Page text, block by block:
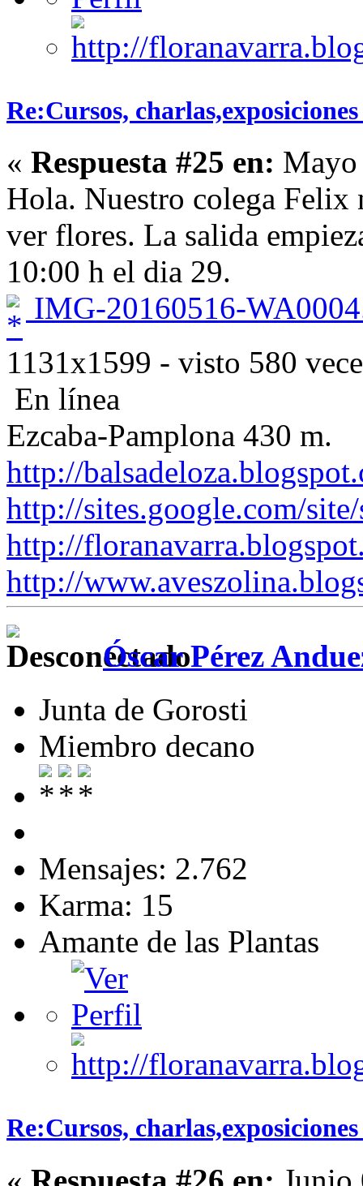
Re:Cursos,
« Respuesta #25 en:
Hola. Nuestro colega Felix
ver flores. La salida
10:00 h el dia 29.
IMG-20160516-
1131x1599 - visto 580
En línea
Ezcaba-Pamplona 430 m.
http://
http://sites.google.com/
http://
http://
Óscar Pérez
Junta de Gorosti
Miembro decano
Mensajes: 2.762
Karma: 15
Amante de las Plantas
Re:Cursos,